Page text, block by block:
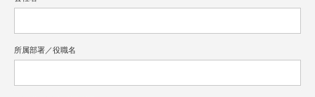
所属部署／役職名